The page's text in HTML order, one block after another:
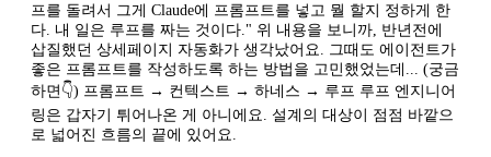
프를 돌려서 그게 Claude에 프롬프트를 넣고 뭘 할지 정하게 한
다. 내 일은 루프를 짜는 것이다." 위 내용을 보니까, 반년전에
삽질했던 상세페이지 자동화가 생각났어요. 그때도 에이전트가
좋은 프롬프트를 작성하도록 하는 방법을 고민했었는데... (궁금
하면👇) 프롬프트 → 컨텍스트 → 하네스 → 루프 루프 엔지니어
링은 갑자기 튀어나온 게 아니에요. 설계의 대상이 점점 바깥으
로 넓어진 흐름의 끝에 있어요.